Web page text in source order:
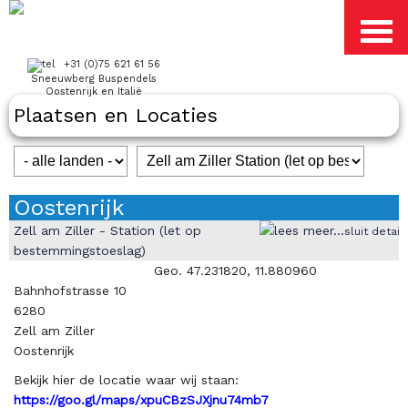
+31 (0)75 621 61 56
Sneeuwberg Buspendels
Oostenrijk en Italië
Plaatsen en Locaties
Oostenrijk
Zell am Ziller - Station (let op
bestemmingstoeslag)
sluit
Bahnhofstrasse 10
6280
Zell am Ziller
Oostenrijk
Geo. 47.231820, 11.880960
Bekijk hier de locatie waar wij staan:
https://goo.gl/maps/xpuCBzSJXjnu74mb7